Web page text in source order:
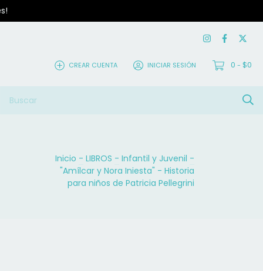
CREAR CUENTA INICIAR SESIÓN 0 - $0
Inicio - LIBROS - Infantil y Juvenil -
"Amílcar y Nora Iniesta" - Historia
para niños de Patricia Pellegrini